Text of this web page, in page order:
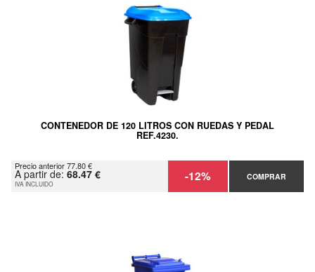
CONTENEDOR DE 120 LITROS CON RUEDAS Y PEDAL
REF.4230.
Precio anterior 77.80 €
A partir de: 68.47 €
IVA INCLUIDO -12% COMPRAR